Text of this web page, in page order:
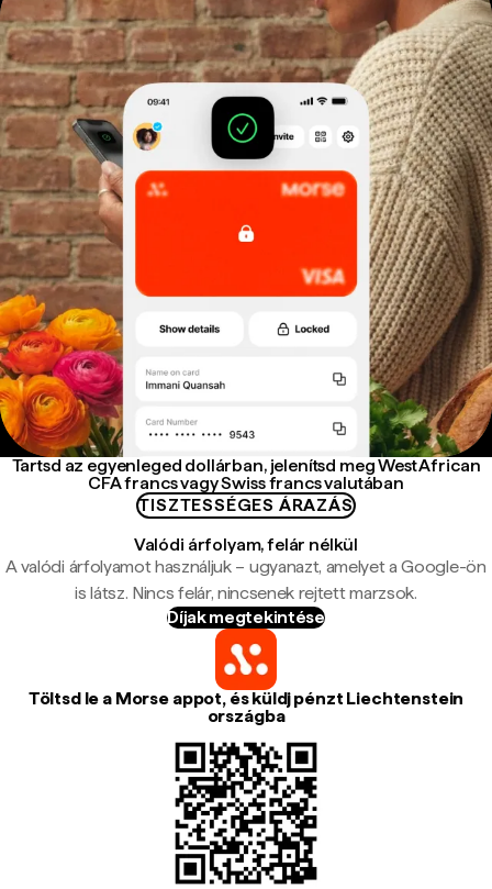
Tartsd az egyenleged dollárban, jelenítsd meg West African
CFA francs vagy Swiss francs valutában
TISZTESSÉGES ÁRAZÁS
Valódi árfolyam, felár nélkül
A valódi árfolyamot használjuk – ugyanazt, amelyet a Google-ön
is látsz. Nincs felár, nincsenek rejtett marzsok.
Díjak megtekintése
Töltsd le a Morse appot, és küldj pénzt Liechtenstein
országba